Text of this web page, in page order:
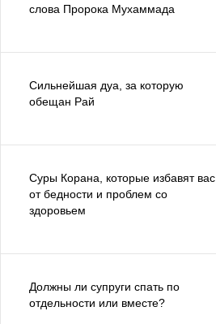
слова Пророка Мухаммада
Сильнейшая дуа, за которую
обещан Рай
Суры Корана, которые избавят вас
от бедности и проблем со
здоровьем
Должны ли супруги спать по
отдельности или вместе?